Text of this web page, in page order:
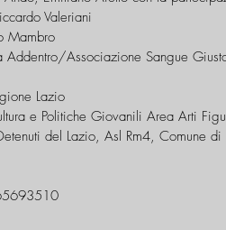
Valeriani
Mambro
Addentro/Associazione Sangue
Lazio
e Politiche Giovanili Area Arti
del Lazio, Asl Rm4, Comune